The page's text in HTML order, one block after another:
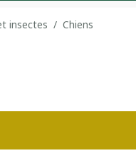
insectes / Chiens